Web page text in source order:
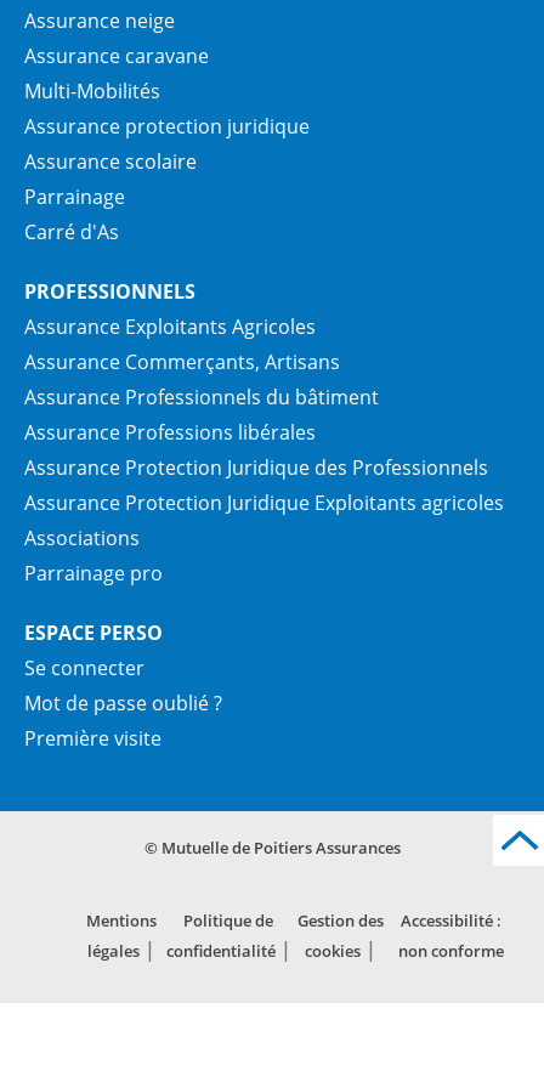
Assurance neige
Assurance caravane
Multi-Mobilités
Assurance protection juridique
Assurance scolaire
Parrainage
Carré d'As
PROFESSIONNELS
Assurance Exploitants Agricoles
Assurance Commerçants, Artisans
Assurance Professionnels du bâtiment
Assurance Professions libérales
Assurance Protection Juridique des Professionnels
Assurance Protection Juridique Exploitants agricoles
Associations
Parrainage pro
ESPACE PERSO
Se connecter
Mot de passe oublié ?
Première visite
© Mutuelle de Poitiers Assurances
Mentions
légales
Politique de
confidentialité
Gestion des
cookies
Accessibilité :
non conforme